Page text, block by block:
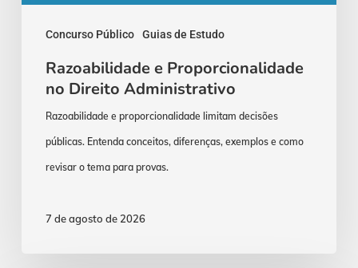
Concurso Público Guias de Estudo
Razoabilidade e Proporcionalidade
no Direito Administrativo
Razoabilidade e proporcionalidade limitam decisões
públicas. Entenda conceitos, diferenças, exemplos e como
revisar o tema para provas.
7 de agosto de 2026